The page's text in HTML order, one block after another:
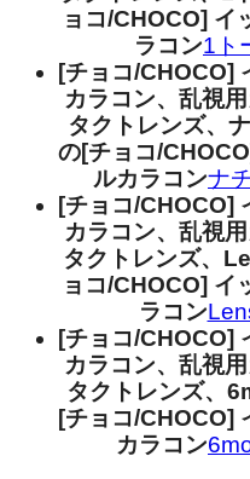
ョコ/CHOCO] イ
ラコン1ト
[チョコ/CHOCO]
カラコン、乱視
タクトレンズ、
の[チョコ/
ルカラコンナ
[チョコ/CHOCO]
カラコン、乱視
タクトレンズ、
ョコ/CHOCO] イ
ラコン
[チョコ/CHOCO]
カラコン、乱視
タクトレンズ、
[チョコ/CHOCO]
カラコン